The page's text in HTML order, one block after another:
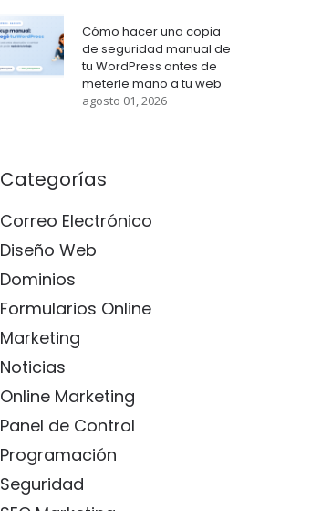
Cómo hacer una copia
de seguridad manual de
tu WordPress antes de
meterle mano a tu web
agosto 01, 2026
Categorías
Correo Electrónico
Diseño Web
Dominios
Formularios Online
Marketing
Noticias
Online Marketing
Panel de Control
Programación
Seguridad